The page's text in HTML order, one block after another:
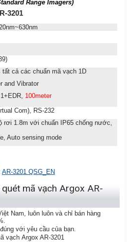
Range Imagers)
3201
tất cả các chuẩn mã vạch 1D
and Vibrator
100meter
Com), RS-232
rơi 1.8m với chuẩn IP65 chống nước,
Auto sensing mode
AR-3201 QSG_EN
mã vạch Argox AR-
Nam, luôn luôn và chỉ bán hàng
với yêu cầu của bạn.
vạch Argox AR-3201